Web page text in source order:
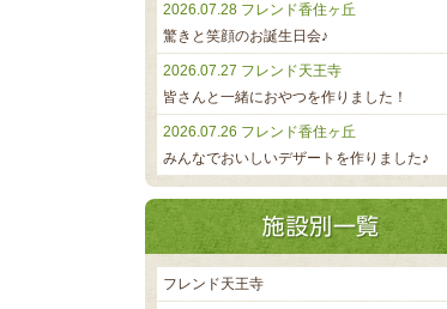
2026.07.28 フレンド香住ヶ丘
驚きと笑顔のお誕生日会♪
2026.07.27 フレンド天王寺
皆さんと一緒におやつを作りました！
2026.07.26 フレンド香住ヶ丘
みんなでおいしいデザートを作りました♪
フレンド天王寺